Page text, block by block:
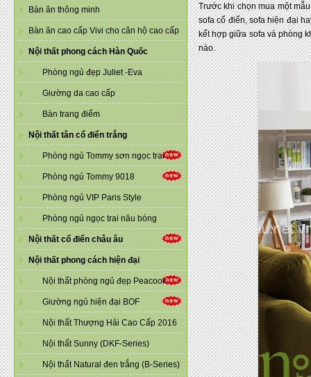
Bàn ăn thông minh
Bàn ăn cao cấp Vivi cho căn hộ cao cấp
Nội thất phong cách Hàn Quốc
Phòng ngủ đẹp Juliet -Eva
Giường da cao cấp
Bàn trang điểm
Nội thất tân cổ điển trắng
Phòng ngủ Tommy sơn ngọc trai
Phòng ngủ Tommy 9018
Phòng ngủ VIP Paris Style
Phòng ngủ ngọc trai nâu bóng
Nội thất cổ điển châu âu
Nội thất phong cách hiện đại
Nội thất phòng ngủ đẹp Peacook
Giường ngủ hiện đại BOF
Nội thất Thượng Hải Cao Cấp 2016
Nội thất Sunny (DKF-Series)
Nội thất Natural đen trắng (B-Series)
Trước khi chọn mua một
sofa cổ điển, sofa hiện đại
kết hợp giữa sofa và phòng
nào.